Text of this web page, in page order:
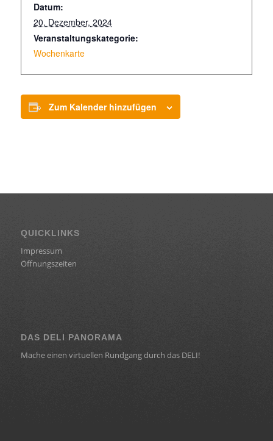
Datum:
20. Dezember, 2024
Veranstaltungskategorie:
Wochenkarte
Zum Kalender hinzufügen
QUICKLINKS
Impressum
Öffnungszeiten
DAS DELI PANORAMA
Mache einen virtuellen Rundgang durch das DELI!